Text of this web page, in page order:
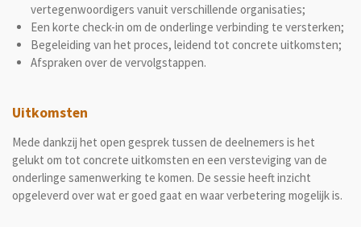
vertegenwoordigers vanuit verschillende organisaties;
Een korte check-in om de onderlinge verbinding te versterken;
Begeleiding van het proces, leidend tot concrete uitkomsten;
Afspraken over de vervolgstappen.
Uitkomsten
Mede dankzij het open gesprek tussen de deelnemers is het
gelukt om tot concrete uitkomsten en een versteviging van de
onderlinge samenwerking te komen. De sessie heeft inzicht
opgeleverd over wat er goed gaat en waar verbetering mogelijk is.